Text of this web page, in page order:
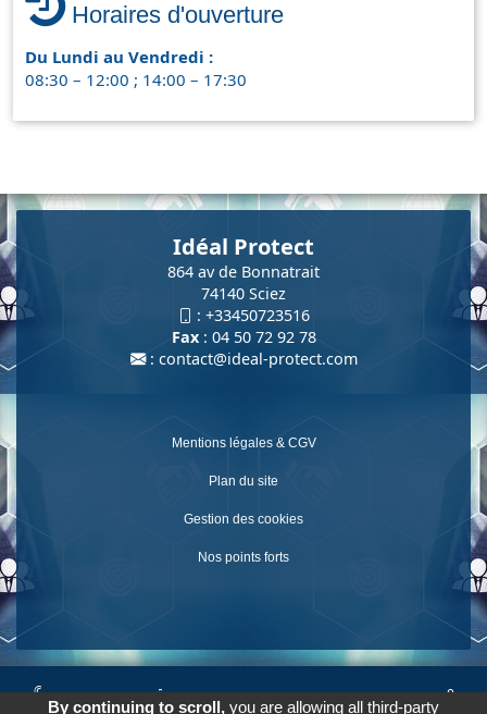
Horaires d'ouverture
Du Lundi au Vendredi :
08:30 – 12:00 ; 14:00 – 17:30
Idéal Protect
864 av de Bonnatrait
74140 Sciez
: +33450723516
Fax: 04 50 72 92 78
: contact@ideal-protect.com
Mentions légales & CGV
Plan du site
Gestion des cookies
Nos points forts
© 2026 Agence Web Thonon Les Bains - Référencement Google
By continuing to scroll,you are allowing all third-party